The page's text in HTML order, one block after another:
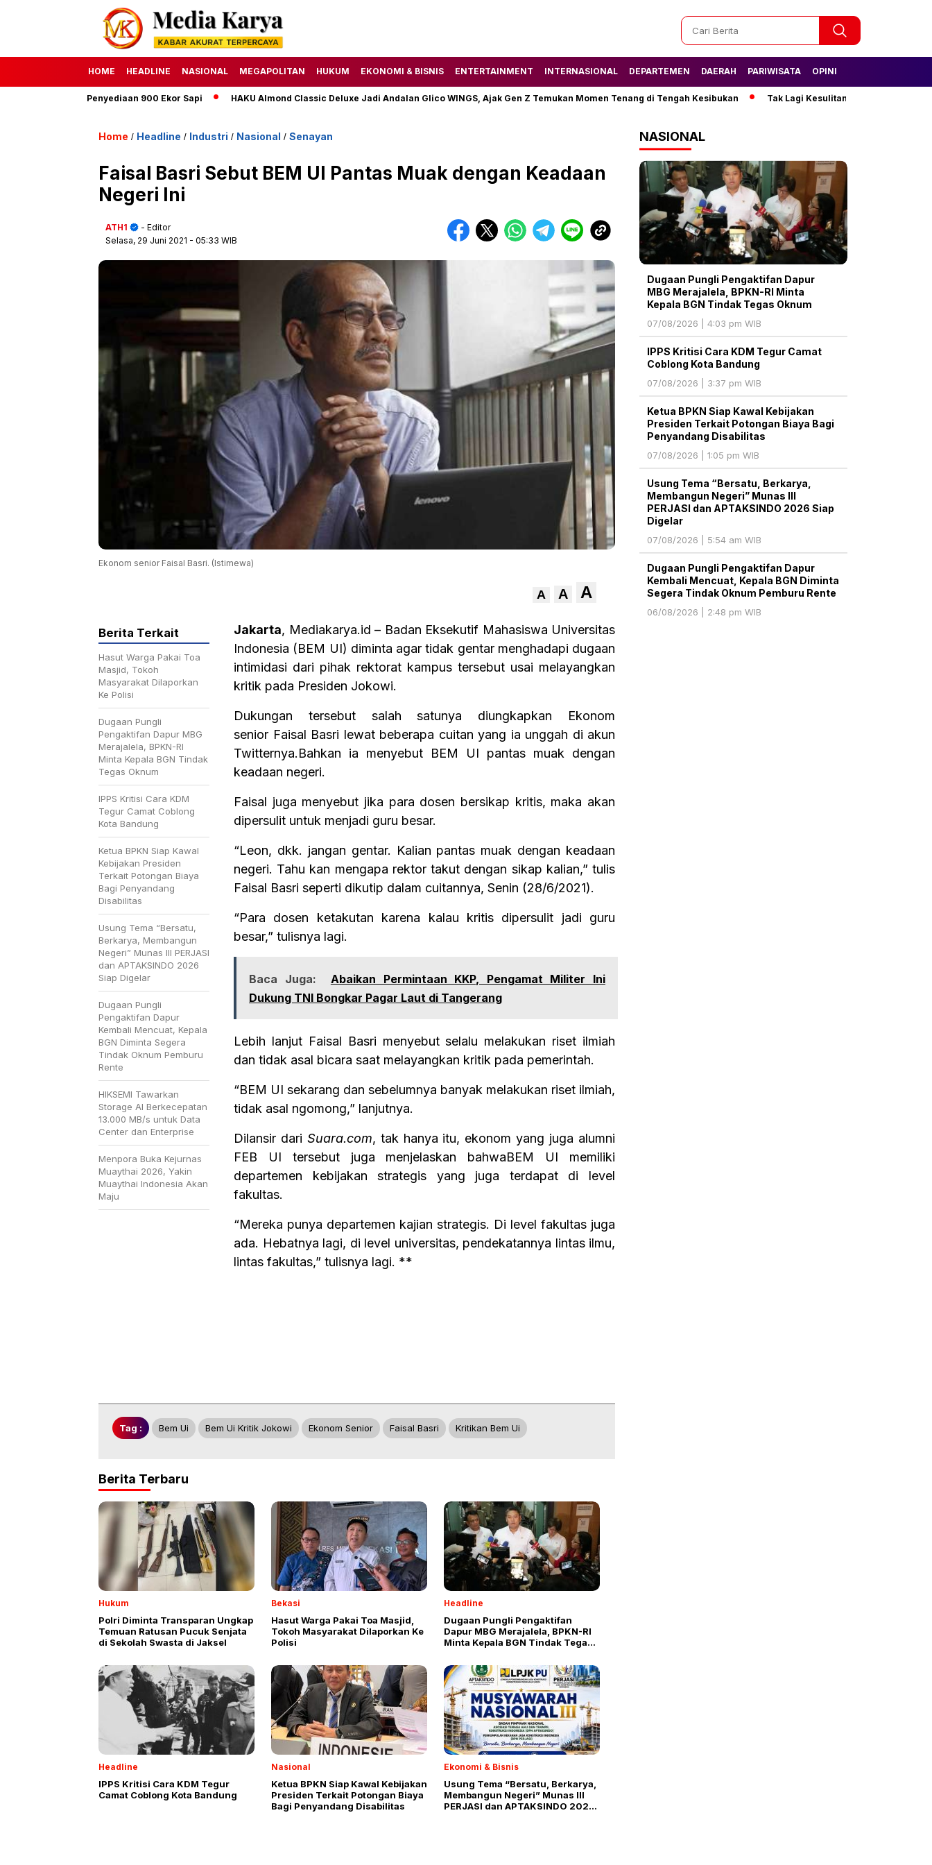
HOME HEADLINE NASIONAL MEGAPOLITAN HUKUM EKONOMI & BISNIS ENTERTAINMENT INTERNASIONAL DEPARTEMEN DAERAH PARIWISATA OPINI
Targetkan Penyediaan 900 Ekor Sapi HAKU Almond Classic Deluxe Jadi Andalan Glico WINGS, Ajak Gen Z Temukan Momen Tenang di Tengah Kesibukan Tak Lagi Kesulitan Air, Warga Semanan
Home / Headline / Industri / Nasional / Senayan
Faisal Basri Sebut BEM UI Pantas Muak dengan Keadaan
Negeri Ini
ATH1
- Editor
Selasa, 29 Juni 2021 - 05:33 WIB
Ekonom senior Faisal Basri. (Istimewa)
A A A
Jakarta, Mediakarya.id – Badan Eksekutif Mahasiswa Universitas
Indonesia (BEM UI) diminta agar tidak gentar menghadapi dugaan
intimidasi dari pihak rektorat kampus tersebut usai melayangkan
kritik pada Presiden Jokowi.
Dukungan tersebut salah satunya diungkapkan Ekonom
senior Faisal Basri lewat beberapa cuitan yang ia unggah di akun
Twitternya.Bahkan ia menyebut BEM UI pantas muak dengan
keadaan negeri.
Faisal juga menyebut jika para dosen bersikap kritis, maka akan
dipersulit untuk menjadi guru besar.
“Leon, dkk. jangan gentar. Kalian pantas muak dengan keadaan
negeri. Tahu kan mengapa rektor takut dengan sikap kalian,” tulis
Faisal Basri seperti dikutip dalam cuitannya, Senin (28/6/2021).
“Para dosen ketakutan karena kalau kritis dipersulit jadi guru
besar,” tulisnya lagi.
Baca Juga:
Abaikan Permintaan KKP, Pengamat Militer Ini
Dukung TNI Bongkar Pagar Laut di Tangerang
Lebih lanjut Faisal Basri menyebut selalu melakukan riset ilmiah
dan tidak asal bicara saat melayangkan kritik pada pemerintah.
“BEM UI sekarang dan sebelumnya banyak melakukan riset ilmiah,
tidak asal ngomong,” lanjutnya.
Dilansir dari Suara.com, tak hanya itu, ekonom yang juga alumni
FEB UI tersebut juga menjelaskan bahwaBEM UI memiliki
departemen kebijakan strategis yang juga terdapat di level
fakultas.
“Mereka punya departemen kajian strategis. Di level fakultas juga
ada. Hebatnya lagi, di level universitas, pendekatannya lintas ilmu,
lintas fakultas,” tulisnya lagi. **
Berita Terkait
Hasut Warga Pakai Toa
Masjid, Tokoh
Masyarakat Dilaporkan
Ke Polisi
Dugaan Pungli
Pengaktifan Dapur MBG
Merajalela, BPKN-RI
Minta Kepala BGN Tindak
Tegas Oknum
IPPS Kritisi Cara KDM
Tegur Camat Coblong
Kota Bandung
Ketua BPKN Siap Kawal
Kebijakan Presiden
Terkait Potongan Biaya
Bagi Penyandang
Disabilitas
Usung Tema “Bersatu,
Berkarya, Membangun
Negeri” Munas III PERJASI
dan APTAKSINDO 2026
Siap Digelar
Dugaan Pungli
Pengaktifan Dapur
Kembali Mencuat, Kepala
BGN Diminta Segera
Tindak Oknum Pemburu
Rente
HIKSEMI Tawarkan
Storage AI Berkecepatan
13.000 MB/s untuk Data
Center dan Enterprise
Menpora Buka Kejurnas
Muaythai 2026, Yakin
Muaythai Indonesia Akan
Maju
Tag : Bem Ui Bem Ui Kritik Jokowi Ekonom Senior Faisal Basri Kritikan Bem Ui
Berita Terbaru
Hukum
Polri Diminta Transparan Ungkap
Temuan Ratusan Pucuk Senjata
di Sekolah Swasta di Jaksel
Bekasi
Hasut Warga Pakai Toa Masjid,
Tokoh Masyarakat Dilaporkan Ke
Polisi
Headline
Dugaan Pungli Pengaktifan
Dapur MBG Merajalela, BPKN-RI
Minta Kepala BGN Tindak Tegas
Headline
IPPS Kritisi Cara KDM Tegur
Camat Coblong Kota Bandung
Nasional
Ketua BPKN Siap Kawal Kebijakan
Presiden Terkait Potongan Biaya
Bagi Penyandang Disabilitas
Ekonomi & Bisnis
Usung Tema “Bersatu, Berkarya,
Membangun Negeri” Munas III
PERJASI dan APTAKSINDO 2026
NASIONAL
Dugaan Pungli Pengaktifan Dapur
MBG Merajalela, BPKN-RI Minta
Kepala BGN Tindak Tegas Oknum
07/08/2026 | 4:03 pm WIB
IPPS Kritisi Cara KDM Tegur Camat
Coblong Kota Bandung
07/08/2026 | 3:37 pm WIB
Ketua BPKN Siap Kawal Kebijakan
Presiden Terkait Potongan Biaya Bagi
Penyandang Disabilitas
07/08/2026 | 1:05 pm WIB
Usung Tema “Bersatu, Berkarya,
Membangun Negeri” Munas III
PERJASI dan APTAKSINDO 2026 Siap
Digelar
07/08/2026 | 5:54 am WIB
Dugaan Pungli Pengaktifan Dapur
Kembali Mencuat, Kepala BGN Diminta
Segera Tindak Oknum Pemburu Rente
06/08/2026 | 2:48 pm WIB